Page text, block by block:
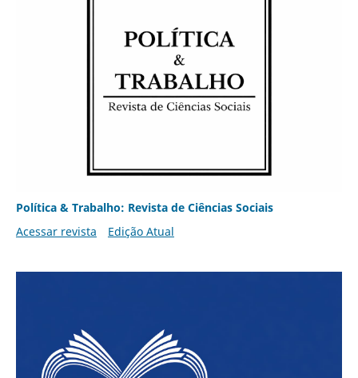
Política & Trabalho: Revista de Ciências Sociais
Acessar revista
Edição Atual